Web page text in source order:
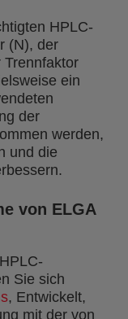
HPLC-
(N), der
Trennfaktor
ein
der
werden,
und die
von ELGA
Sie sich
, Entwickelt,
mit der von